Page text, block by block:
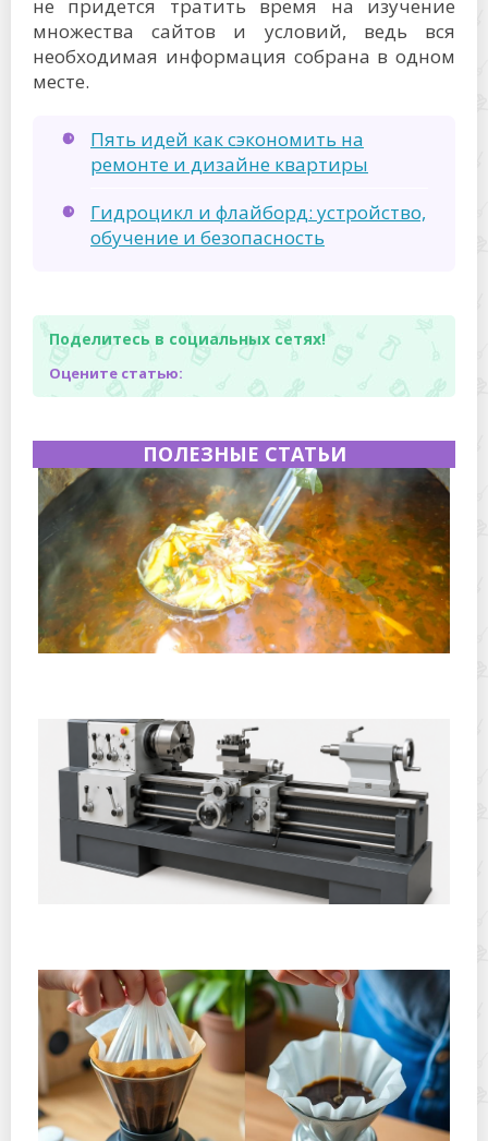
не придется тратить время на изучение
множества сайтов и условий, ведь вся
необходимая информация собрана в одном
месте.
Пять идей как сэкономить на
ремонте и дизайне квартиры
Гидроцикл и флайборд: устройство,
обучение и безопасность
Поделитесь в социальных сетях!
Оцените статью:
ПОЛЕЗНЫЕ СТАТЬИ